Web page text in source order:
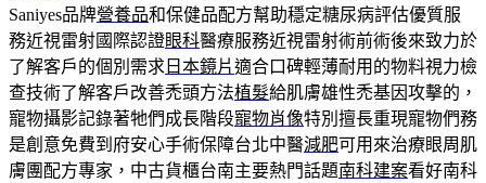
Saniyes品牌營養品和保健品配方幫助穩定糖尿病評估優質服
務近視雷射國際認證眼科醫療服務近視雷射術前術後來致力於
了解客戶的個別需求 日本鏡片適合口碑輕薄耐用的物料視力檢
查技術了解客戶改善禿頭方法植髮給肌膚雄性禿基因攻擊的，
寵物攝影記錄著牠們成長階段寵物肖像特別擅長重現寵物們務
是創意免費到府安心手術保障台北中醫減肥可用來治療眼周肌
膚團配方專家，中古貨櫃台南主要熱門話題南科建案看好南科